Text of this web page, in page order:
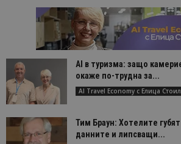
AI в туризма: защо
окаже по-трудна за...
AI Travel Economy с Елица
Тим Браун: Хотелите
данните и липсващи...